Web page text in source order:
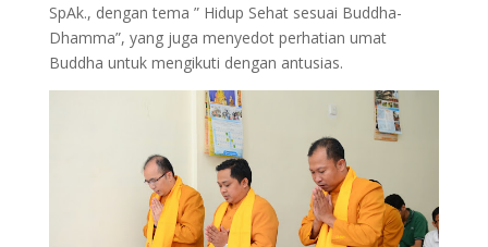
SpAk., dengan tema ” Hidup Sehat sesuai Buddha-
Dhamma”, yang juga menyedot perhatian umat
Buddha untuk mengikuti dengan antusias.